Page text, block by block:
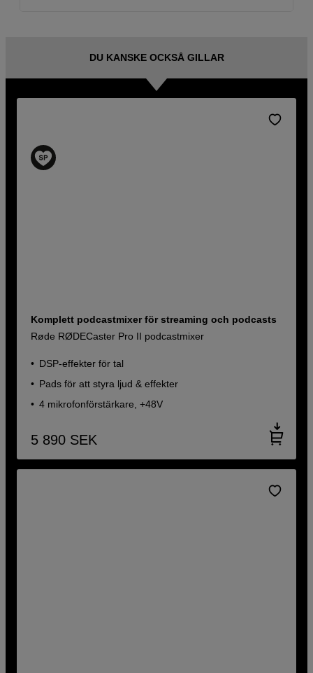
DU KANSKE OCKSÅ GILLAR
Komplett podcastmixer för streaming och podcasts
Røde RØDECaster Pro II podcastmixer
DSP-effekter för tal
Pads för att styra ljud & effekter
4 mikrofonförstärkare, +48V
5 890 SEK